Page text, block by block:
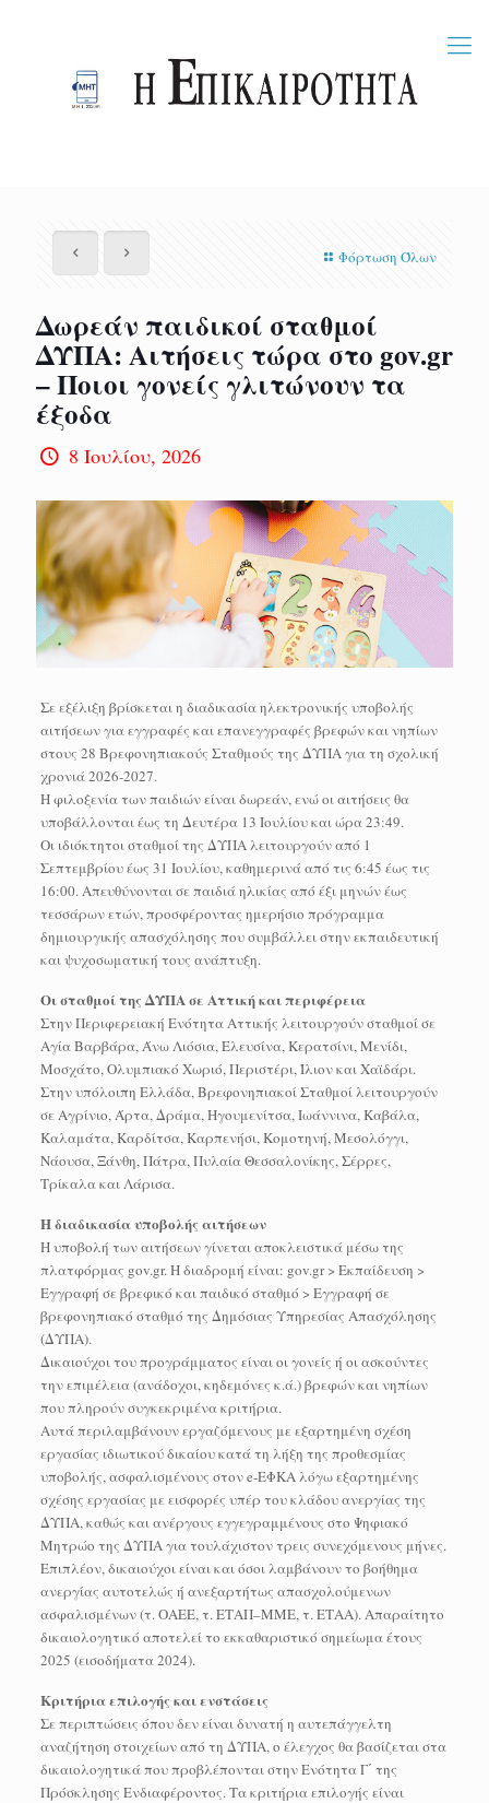
Φόρτωση Όλων
Δωρεάν παιδικοί σταθμοί
ΔΥΠΑ: Αιτήσεις τώρα στο gov.gr
– Ποιοι γονείς γλιτώνουν τα
έξοδα
8 Ιουλίου, 2026
Σε εξέλιξη βρίσκεται η διαδικασία ηλεκτρονικής υποβολής
αιτήσεων για εγγραφές και επανεγγραφές βρεφών και νηπίων
στους 28 Βρεφονηπιακούς Σταθμούς της ΔΥΠΑ για τη σχολική
χρονιά 2026-2027.
Η φιλοξενία των παιδιών είναι δωρεάν, ενώ οι αιτήσεις θα
υποβάλλονται έως τη Δευτέρα 13 Ιουλίου και ώρα 23:49.
Οι ιδιόκτητοι σταθμοί της ΔΥΠΑ λειτουργούν από 1
Σεπτεμβρίου έως 31 Ιουλίου, καθημερινά από τις 6:45 έως τις
16:00. Απευθύνονται σε παιδιά ηλικίας από έξι μηνών έως
τεσσάρων ετών, προσφέροντας ημερήσιο πρόγραμμα
δημιουργικής απασχόλησης που συμβάλλει στην εκπαιδευτική
και ψυχοσωματική τους ανάπτυξη.
Οι σταθμοί της ΔΥΠΑ σε Αττική και περιφέρεια
Στην Περιφερειακή Ενότητα Αττικής λειτουργούν σταθμοί σε
Αγία Βαρβάρα, Άνω Λιόσια, Ελευσίνα, Κερατσίνι, Μενίδι,
Μοσχάτο, Ολυμπιακό Χωριό, Περιστέρι, Ίλιον και Χαϊδάρι.
Στην υπόλοιπη Ελλάδα, Βρεφονηπιακοί Σταθμοί λειτουργούν
σε Αγρίνιο, Άρτα, Δράμα, Ηγουμενίτσα, Ιωάννινα, Καβάλα,
Καλαμάτα, Καρδίτσα, Καρπενήσι, Κομοτηνή, Μεσολόγγι,
Νάουσα, Ξάνθη, Πάτρα, Πυλαία Θεσσαλονίκης, Σέρρες,
Τρίκαλα και Λάρισα.
Η διαδικασία υποβολής αιτήσεων
Η υποβολή των αιτήσεων γίνεται αποκλειστικά μέσω της
πλατφόρμας gov.gr. Η διαδρομή είναι: gov.gr > Εκπαίδευση >
Εγγραφή σε βρεφικό και παιδικό σταθμό > Εγγραφή σε
βρεφονηπιακό σταθμό της Δημόσιας Υπηρεσίας Απασχόλησης
(ΔΥΠΑ).
Δικαιούχοι του προγράμματος είναι οι γονείς ή οι ασκούντες
την επιμέλεια (ανάδοχοι, κηδεμόνες κ.ά.) βρεφών και νηπίων
που πληρούν συγκεκριμένα κριτήρια.
Αυτά περιλαμβάνουν εργαζόμενους με εξαρτημένη σχέση
εργασίας ιδιωτικού δικαίου κατά τη λήξη της προθεσμίας
υποβολής, ασφαλισμένους στον e-ΕΦΚΑ λόγω εξαρτημένης
σχέσης εργασίας με εισφορές υπέρ του κλάδου ανεργίας της
ΔΥΠΑ, καθώς και ανέργους εγγεγραμμένους στο Ψηφιακό
Μητρώο της ΔΥΠΑ για τουλάχιστον τρεις συνεχόμενους μήνες.
Επιπλέον, δικαιούχοι είναι και όσοι λαμβάνουν το βοήθημα
ανεργίας αυτοτελώς ή ανεξαρτήτως απασχολούμενων
ασφαλισμένων (τ. ΟΑΕΕ, τ. ΕΤΑΠ–ΜΜΕ, τ. ΕΤΑΑ). Απαραίτητο
δικαιολογητικό αποτελεί το εκκαθαριστικό σημείωμα έτους
2025 (εισοδήματα 2024).
Κριτήρια επιλογής και ενστάσεις
Σε περιπτώσεις όπου δεν είναι δυνατή η αυτεπάγγελτη
αναζήτηση στοιχείων από τη ΔΥΠΑ, ο έλεγχος θα βασίζεται στα
δικαιολογητικά που προβλέπονται στην Ενότητα Γ΄ της
Πρόσκλησης Ενδιαφέροντος. Τα κριτήρια επιλογής είναι